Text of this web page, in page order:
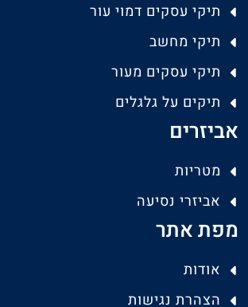
תיקי עסקים דמוי עור
תיקי מחשב
תיקי עסקים מעור
תיקים על גלגלים
אביזרים
מטריות
אביזרי נסיעה
מפת אתר
אודות
הצהרת נגישות